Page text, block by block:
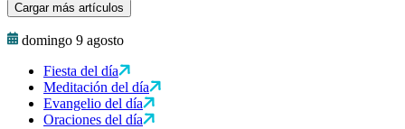
Cargar más artículos
domingo 9 agosto
Fiesta del día
Meditación del día
Evangelio del día
Oraciones del día